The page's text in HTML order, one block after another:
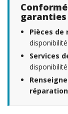
Pièces de
disponibilité
Services
disponibilité